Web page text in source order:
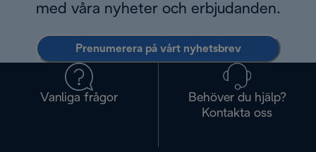
med våra nyheter och erbjudanden.
Prenumerera på vårt nyhetsbrev
Vanliga frågor
Behöver du hjälp?
Kontakta oss